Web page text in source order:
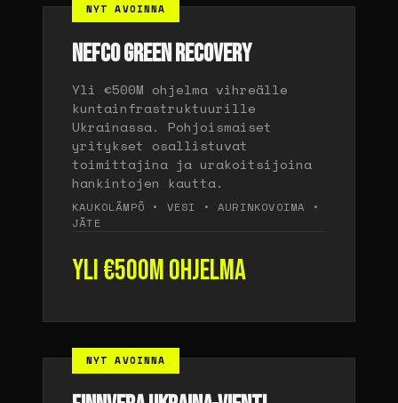
NYT AVOINNA
NEFCO GREEN RECOVERY
Yli €500M ohjelma vihreälle
kuntainfrastruktuurille
Ukrainassa. Pohjoismaiset
yritykset osallistuvat
toimittajina ja urakoitsijoina
hankintojen kautta.
KAUKOLÄMPÖ • VESI • AURINKOVOIMA •
JÄTE
Yli €500M ohjelma
NYT AVOINNA